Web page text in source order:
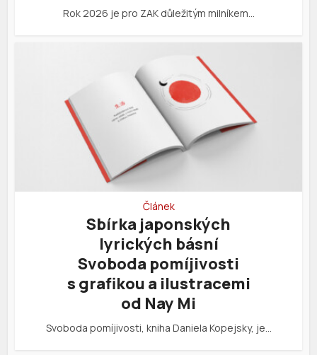
Rok 2026 je pro ZAK důležitým milníkem…
Článek
Sbírka japonských
lyrických básní
Svoboda pomíjivosti
s grafikou a ilustracemi
od Nay Mi
Svoboda pomíjivosti, kniha Daniela Kopejsky, je…